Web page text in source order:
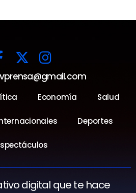
Economía Salud
Deportes
digital que te hace